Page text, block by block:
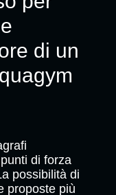
di un
di forza
possibilità di
proposte più